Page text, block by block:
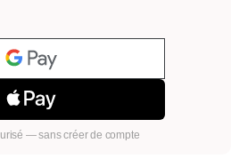
— sans créer de compte